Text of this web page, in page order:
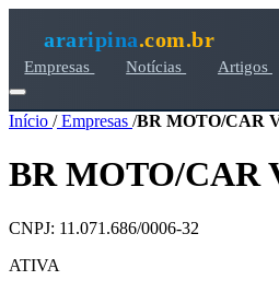
araripina.com.br
Empresas Notícias Artigos
Início /Empresas /BR MOTO/CAR
BR MOTO/CAR
CNPJ: 11.071.686/0006-32
ATIVA